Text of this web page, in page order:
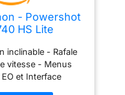
- Powershot
HS Lite
numérique
- Noir
inclinable - Rafale
vitesse - Menus
et Interface